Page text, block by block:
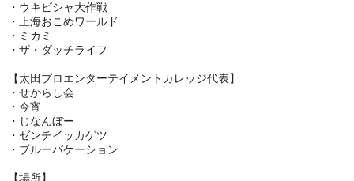
・ウキビシャ大作戦
・上海おこめワールド
・ミカミ
・ザ・ダッチライフ
【太田プロエンターテイメントカレッジ代表】
・せからし会
・今宵
・じなんぼー
・ゼンチイッカゲツ
・ブルーバケーション
【場所】